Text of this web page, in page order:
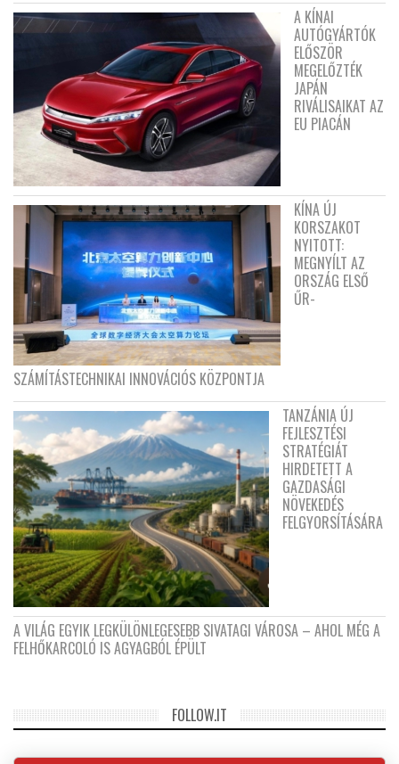
A KÍNAI
AUTÓGYÁRTÓK
ELŐSZÖR
MEGELŐZTÉK
JAPÁN
RIVÁLISAIKAT AZ
EU PIACÁN
KÍNA ÚJ
KORSZAKOT
NYITOTT:
MEGNYÍLT AZ
ORSZÁG ELSŐ
ŰR-
SZÁMÍTÁSTECHNIKAI INNOVÁCIÓS KÖZPONTJA
TANZÁNIA ÚJ
FEJLESZTÉSI
STRATÉGIÁT
HIRDETETT A
GAZDASÁGI
NÖVEKEDÉS
FELGYORSÍTÁSÁRA
A VILÁG EGYIK LEGKÜLÖNLEGESEBB SIVATAGI VÁROSA – AHOL MÉG A
FELHŐKARCOLÓ IS AGYAGBÓL ÉPÜLT
FOLLOW.IT